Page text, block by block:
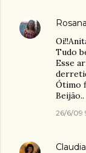
Tudo
Esse
Ótimo
Beijão..
26/6/09